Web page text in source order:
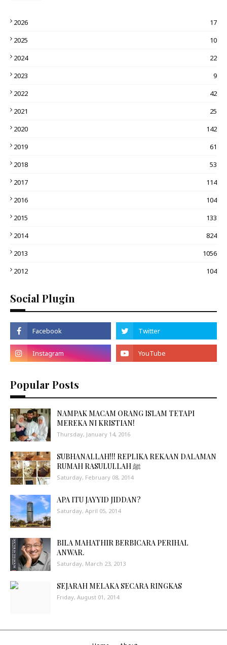
2026
17
2025
10
2024
22
2023
9
2022
42
2021
25
2020
142
2019
61
2018
53
2017
114
2016
104
2015
133
2014
824
2013
1056
2012
104
Social Plugin
Popular Posts
NAMPAK MACAM ORANG ISLAM TETAPI
MEREKA NI KRISTIAN!
Thursday, January 14, 2016
SUBHANALLAH!!! REPLIKA REKAAN DALAMAN
RUMAH RASULULLAH ﷺ
Saturday, February 08, 2014
APA ITU JAYYID JIDDAN?
Saturday, April 05, 2014
BILA MAHATHIR BERBICARA PERIHAL
ANWAR.
Saturday, March 23, 2013
SEJARAH MELAKA SECARA RINGKAS
Friday, August 01, 2014